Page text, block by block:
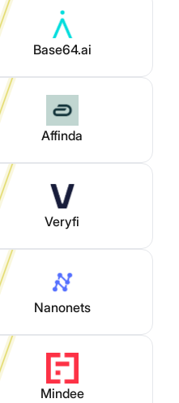
Base64.ai
Affinda
Veryfi
Nanonets
Mindee